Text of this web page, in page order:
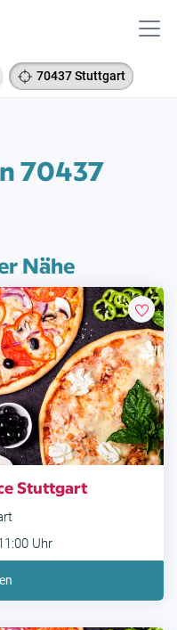
70437 Stuttgart
70437
Nähe
Stuttgart
Uhr